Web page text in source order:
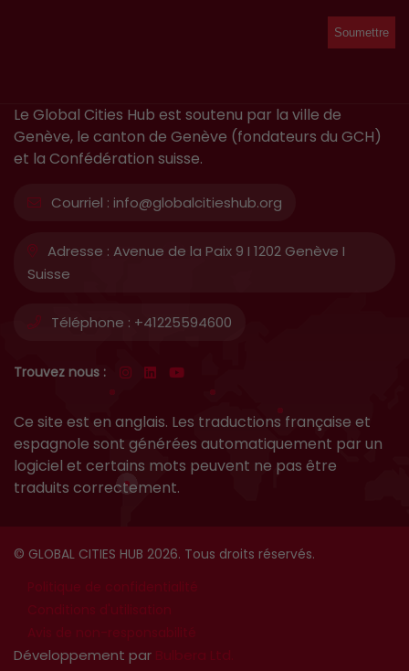
Le Global Cities Hub est soutenu par la ville de
Genève, le canton de Genève (fondateurs du GCH)
et la Confédération suisse.
Courriel : info@globalcitieshub.org
Adresse : Avenue de la Paix 9 I 1202 Genève I
Suisse
Téléphone : +41225594600
Trouvez nous :
Ce site est en anglais. Les traductions française et
espagnole sont générées automatiquement par un
logiciel et certains mots peuvent ne pas être
traduits correctement.
© GLOBAL CITIES HUB 2026. Tous droits réservés.
Politique de confidentialité
Conditions d'utilisation
Avis de non-responsabilité
Développement par Bulbera Ltd.